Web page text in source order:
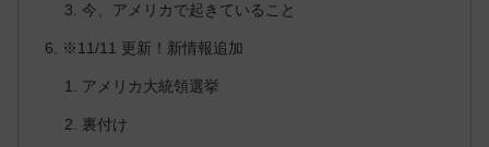
今、アメリカで起きていること
※11/11 更新！新情報追加
アメリカ大統領選挙
裏付け